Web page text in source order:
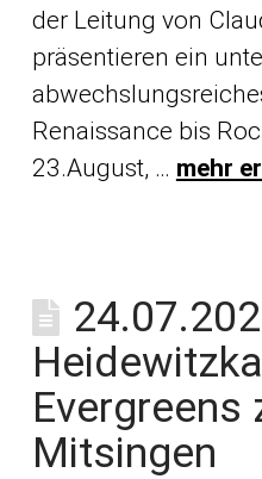
der Leitung von
präsentieren ein
Renaissance bis
23.August, … mehr
Evergreens
Mitsingen